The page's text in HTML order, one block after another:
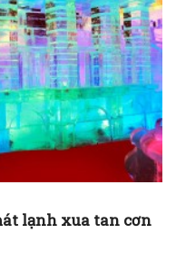
lạnh xua tan cơn